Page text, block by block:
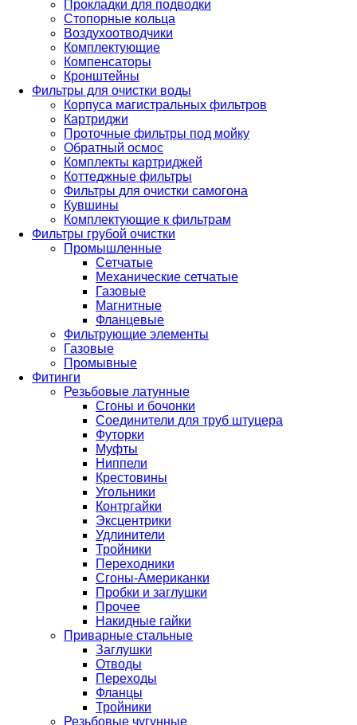
Прокладки для подводки
Стопорные кольца
Воздухоотводчики
Комплектующие
Компенсаторы
Кронштейны
Фильтры для очистки воды
Корпуса магистральных фильтров
Картриджи
Проточные фильтры под мойку
Обратный осмос
Комплекты картриджей
Коттеджные фильтры
Фильтры для очистки самогона
Кувшины
Комплектующие к фильтрам
Фильтры грубой очистки
Промышленные
Сетчатые
Механические сетчатые
Газовые
Магнитные
Фланцевые
Фильтрующие элементы
Газовые
Промывные
Фитинги
Резьбовые латунные
Сгоны и бочонки
Соединители для труб штуцера
Футорки
Муфты
Ниппели
Крестовины
Угольники
Контргайки
Эксцентрики
Удлинители
Тройники
Переходники
Сгоны-Американки
Пробки и заглушки
Прочее
Накидные гайки
Приварные стальные
Заглушки
Отводы
Переходы
Фланцы
Тройники
Резьбовые чугунные